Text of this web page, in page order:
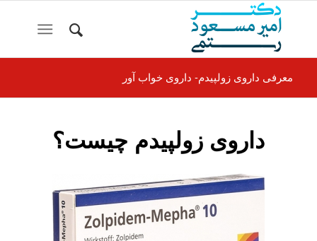
معرفی داروی زولپیدم- داروی خواب آور
داروی زولپیدم چیست؟